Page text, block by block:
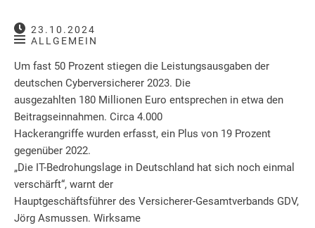
23.10.2024
ALLGEMEIN
Um fast 50 Prozent stiegen die Leistungsausgaben der
deutschen Cyberversicherer 2023. Die
ausgezahlten 180 Millionen Euro entsprechen in etwa den
Beitragseinnahmen. Circa 4.000
Hackerangriffe wurden erfasst, ein Plus von 19 Prozent
gegenüber 2022.
„Die IT-Bedrohungslage in Deutschland hat sich noch einmal
verschärft“, warnt der
Hauptgeschäftsführer des Versicherer-Gesamtverbands GDV,
Jörg Asmussen. Wirksame